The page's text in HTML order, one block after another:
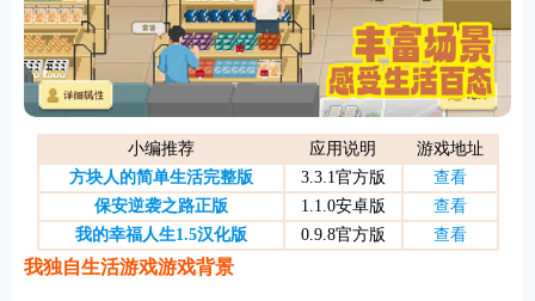
游戏
小编推荐 应用说明
游戏地址
方块人的简单生活完整版
3.3.1官方版
查看
保安逆袭之路正版
1.1.0安卓版
查看
我的幸福人生1.5汉化版
0.9.8官方版 查看
我独自生活游戏游戏背景